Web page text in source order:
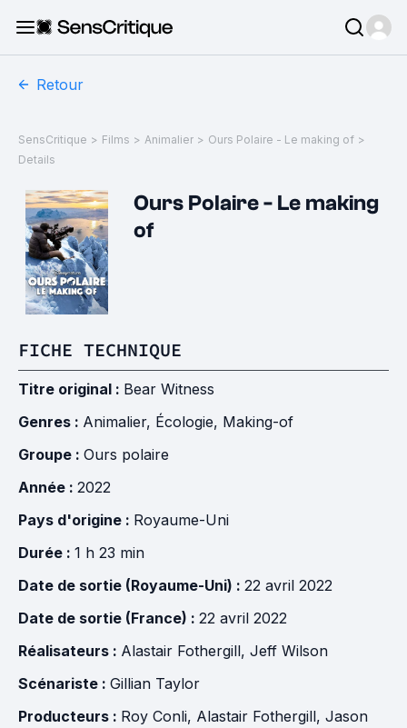
Retour
SensCritique > Films > Animalier > Ours Polaire - Le making of >
Details
Ours Polaire - Le making
of
FICHE TECHNIQUE
Titre original : Bear Witness
Genres : Animalier, Écologie, Making-of
Groupe : Ours polaire
Année : 2022
Pays d'origine : Royaume-Uni
Durée : 1 h 23 min
Date de sortie (Royaume-Uni) : 22 avril 2022
Date de sortie (France) : 22 avril 2022
Réalisateurs : Alastair Fothergill, Jeff Wilson
Scénariste : Gillian Taylor
Producteurs : Roy Conli, Alastair Fothergill, Jason